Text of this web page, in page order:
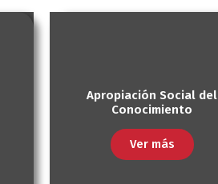
Apropiación Social del
Conocimiento
Ver más